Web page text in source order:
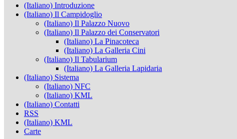
(Italiano) Introduzione
(Italiano) Il Campidoglio
(Italiano) Il Palazzo Nuovo
(Italiano) Il Palazzo dei Conservatori
(Italiano) La Pinacoteca
(Italiano) La Galleria Cini
(Italiano) Il Tabularium
(Italiano) La Galleria Lapidaria
(Italiano) Sistema
(Italiano) NFC
(Italiano) KML
(Italiano) Contatti
RSS
(Italiano) KML
Carte